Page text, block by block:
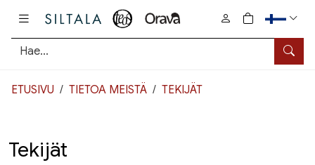
Hae
0
tuotetta
ETUSIVU TIETOA MEISTÄ TEKIJÄT
Tekijät